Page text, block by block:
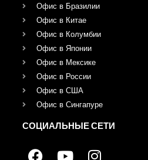
Офис в Бразилии
Офис в Китае
Офис в Колумбии
Офис в Японии
Офис в Мексике
Офис в России
Офис в США
Офис в Сингапуре
СОЦИАЛЬНЫЕ СЕТИ